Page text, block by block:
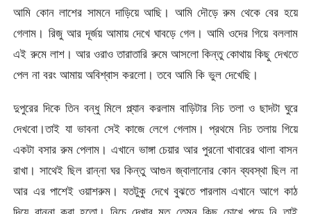
আমি কোন লাশের সামনে দাড়িয়ে আছি। আমি দৌড়ে রুম থেকে বের হয়ে
গেলাম। রিজু আর দূর্জয় আমায় দেখে ঘাবড়ে গেল। আমি ওদের গিয়ে বললাম
এই রুমে লাশ। আর ওরাও তারাতারি রুমে আসলো কিন্তু কোথায় কিছু দেখতে
পেল না বরং আমায় অবিশ্বাস করলো। তবে আমি কি ভুল দেখেছি।
দুপুরের দিকে তিন বন্ধু মিলে প্ল্যান করলাম বাড়িটার নিচ তলা ও ছাদটা ঘুরে
দেখবো।তাই যা ভাবনা সেই কাজে লেগে গেলাম। প্রথমে নিচ তলায় গিয়ে
একটা বসার রুম পেলাম। এখানে ভাঙ্গা চেয়ার আর পুরনো খাবারের থালা বাসন
রাখা। সাথেই ছিল রান্না ঘর কিন্তু আগুন জ্বালানোর কোন ব্যবস্থা ছিল না
আর এর পাশেই ওয়াশরুম। যতটুকু দেখে বুঝতে পারলাম এখানে আগে কাঠ